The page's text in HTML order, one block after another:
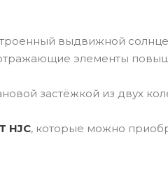
выдвижной
элементы
застёжкой из двух
HJC, которые можно